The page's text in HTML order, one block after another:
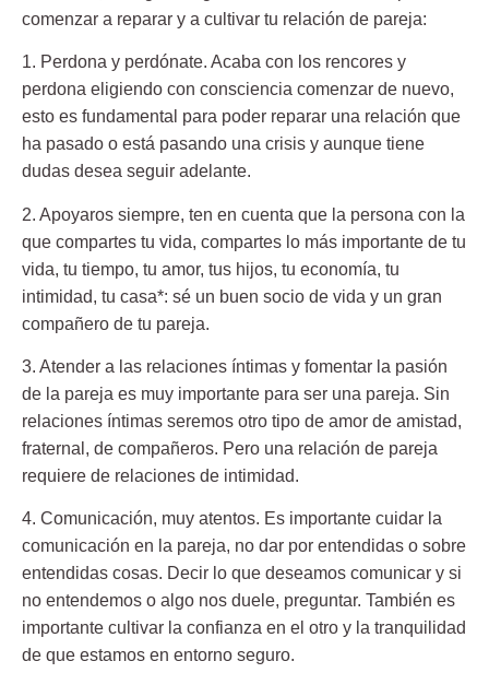
comenzar a reparar y a cultivar tu relación de pareja:
1. Perdona y perdónate. Acaba con los rencores y
perdona eligiendo con consciencia comenzar de nuevo,
esto es fundamental para poder reparar una relación que
ha pasado o está pasando una crisis y aunque tiene
dudas desea seguir adelante.
2. Apoyaros siempre, ten en cuenta que la persona con la
que compartes tu vida, compartes lo más importante de tu
vida, tu tiempo, tu amor, tus hijos, tu economía, tu
intimidad, tu casa*: sé un buen socio de vida y un gran
compañero de tu pareja.
3. Atender a las relaciones íntimas y fomentar la pasión
de la pareja es muy importante para ser una pareja. Sin
relaciones íntimas seremos otro tipo de amor de amistad,
fraternal, de compañeros. Pero una relación de pareja
requiere de relaciones de intimidad.
4. Comunicación, muy atentos. Es importante cuidar la
comunicación en la pareja, no dar por entendidas o sobre
entendidas cosas. Decir lo que deseamos comunicar y si
no entendemos o algo nos duele, preguntar. También es
importante cultivar la confianza en el otro y la tranquilidad
de que estamos en entorno seguro.